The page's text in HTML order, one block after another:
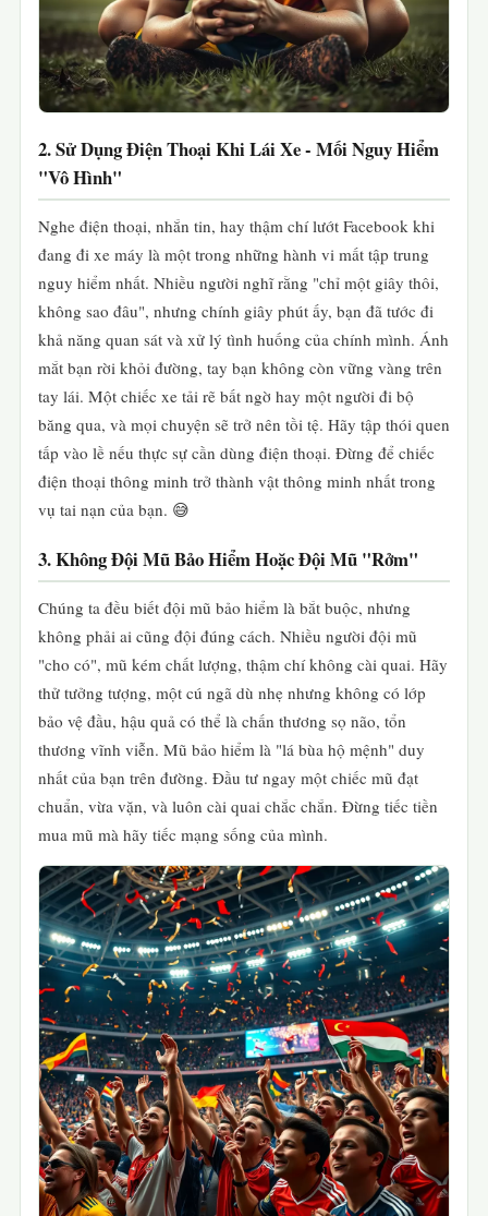
2. Sử Dụng Điện Thoại Khi Lái Xe - Mối Nguy Hiểm
"Vô Hình"
Nghe điện thoại, nhắn tin, hay thậm chí lướt Facebook khi
đang đi xe máy là một trong những hành vi mất tập trung
nguy hiểm nhất. Nhiều người nghĩ rằng "chỉ một giây thôi,
không sao đâu", nhưng chính giây phút ấy, bạn đã tước đi
khả năng quan sát và xử lý tình huống của chính mình. Ánh
mắt bạn rời khỏi đường, tay bạn không còn vững vàng trên
tay lái. Một chiếc xe tải rẽ bất ngờ hay một người đi bộ
băng qua, và mọi chuyện sẽ trở nên tồi tệ. Hãy tập thói quen
tấp vào lề nếu thực sự cần dùng điện thoại. Đừng để chiếc
điện thoại thông minh trở thành vật thông minh nhất trong
vụ tai nạn của bạn. 😅
3. Không Đội Mũ Bảo Hiểm Hoặc Đội Mũ "Rởm"
Chúng ta đều biết đội mũ bảo hiểm là bắt buộc, nhưng
không phải ai cũng đội đúng cách. Nhiều người đội mũ
"cho có", mũ kém chất lượng, thậm chí không cài quai. Hãy
thử tưởng tượng, một cú ngã dù nhẹ nhưng không có lớp
bảo vệ đầu, hậu quả có thể là chấn thương sọ não, tổn
thương vĩnh viễn. Mũ bảo hiểm là "lá bùa hộ mệnh" duy
nhất của bạn trên đường. Đầu tư ngay một chiếc mũ đạt
chuẩn, vừa vặn, và luôn cài quai chắc chắn. Đừng tiếc tiền
mua mũ mà hãy tiếc mạng sống của mình.